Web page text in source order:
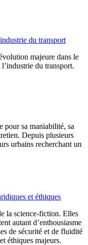
du transport
majeure dans le
du transport.
pour sa maniabilité, sa
Depuis plusieurs
urbains recherchant un
et éthiques
la science-fiction. Elles
autant d’enthousiasme
de sécurité et de fluidité
éthiques majeurs.